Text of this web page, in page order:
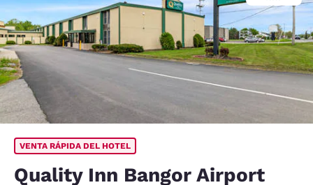
VENTA RÁPIDA DEL HOTEL
Quality Inn Bangor Airport